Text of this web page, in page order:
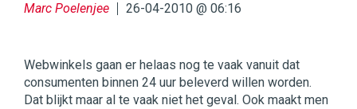
Marc Poelenjee 26-04-2010 @ 06:16
Webwinkels gaan er helaas nog te vaak vanuit dat
consumenten binnen 24 uur beleverd willen worden.
Dat blijkt maar al te vaak niet het geval. Ook maakt men